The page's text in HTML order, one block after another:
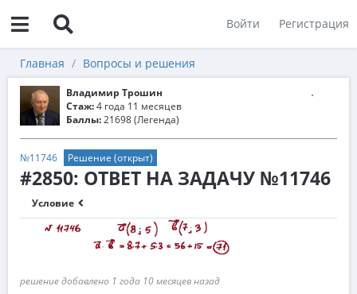
Войти Регистрация
Главная Вопросы и решения
Владимир Трошин
Стаж:4 года 11 месяцев
Баллы:21698 (Легенда)
№11746 Решение (открыт)
#2850: ОТВЕТ НА ЗАДАЧУ №11746
Условие
решение добавлено 1 года 10 месяцев назад